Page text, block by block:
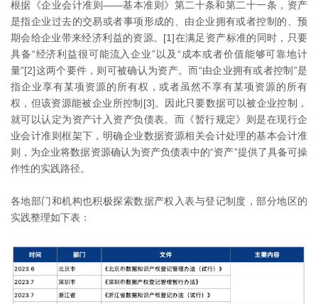
根据《企业会计准则——基本准则》第二十条和第二十一条，资产
是指企业过去的交易或者事项形成的、由企业拥有或者控制的、预
期会给企业带来经济利益的资源。[1]在满足资产标准的同时，只要
具备“经济利益很可能流入企业”以及“成本或者价值能够可靠地计
量”[2]这两个要件，则可被确认为资产。而“由企业拥有或者控制”是
指企业享有某项资源的所有权，或者虽然不享有某项资源的所有
权，但该资源能被企业所控制[3]。因此只要数据可以被企业控制，
就可以认定为资产计入资产负债表。而《暂行规定》则是在现行企
业会计准则框架下，明确企业数据资源相关会计处理的基本会计准
则，为企业将数据资源确认为资产负债表中的“资产”提供了具备可操
作性的实践路径。
各地部门和机构也积极探索数据产权入表与登记制度，部分地区的
实践整理如下表：